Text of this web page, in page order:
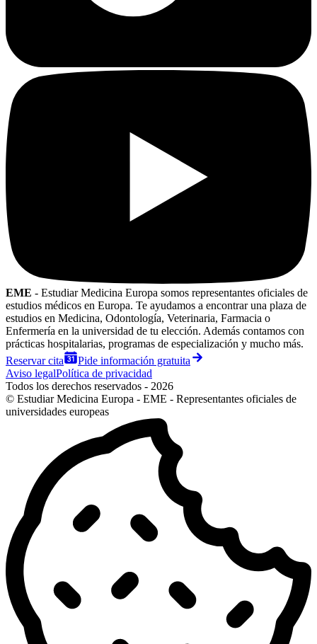
EME - Estudiar Medicina Europa somos representantes oficiales de
estudios médicos en Europa. Te ayudamos a encontrar una plaza de
estudios en Medicina, Odontología, Veterinaria, Farmacia o
Enfermería en la universidad de tu elección. Además contamos con
prácticas hospitalarias, programas de especialización y mucho más.
Reservar cita
Pide información gratuita
Aviso legalPolítica de privacidad
Todos los derechos reservados - 2026
© Estudiar Medicina Europa - EME - Representantes oficiales de
universidades europeas